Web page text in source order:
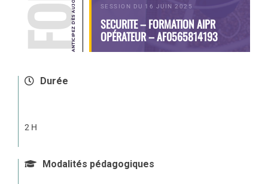
SESSION DU 16 JUIN 2025
SECURITE – FORMATION AIPR
OPÉRATEUR – AF0565814193
Durée
2 H
Modalités pédagogiques